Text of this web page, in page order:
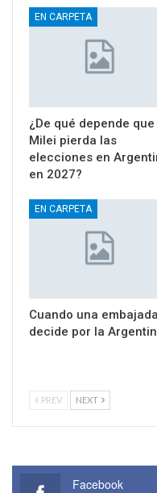
EN CARPETA
¿De qué depende que
Milei pierda las
elecciones en
en 2027?
EN CARPETA
Cuando una embajada
decide por la
PREV NEXT
Facebook